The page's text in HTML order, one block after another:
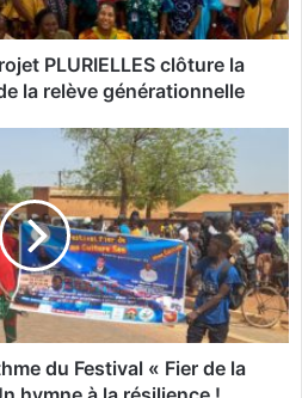
PLURIELLES clôture la
la relève générationnelle
du Festival « Fier de la